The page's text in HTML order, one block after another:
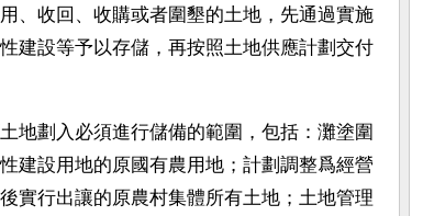
、收回、收購或者圍墾的土地，先通過實施
建設等予以存儲，再按照土地供應計劃交付
地劃入必須進行儲備的範圍，包括：灘塗圍
建設用地的原國有農用地；計劃調整爲經營
實行出讓的原農村集體所有土地；土地管理